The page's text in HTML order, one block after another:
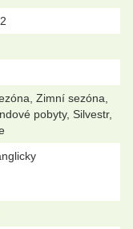
Zimní sezóna,
pobyty, Silvestr,